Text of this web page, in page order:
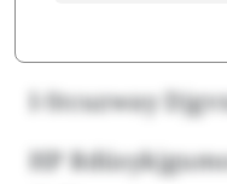
I-Stcuzway
HP